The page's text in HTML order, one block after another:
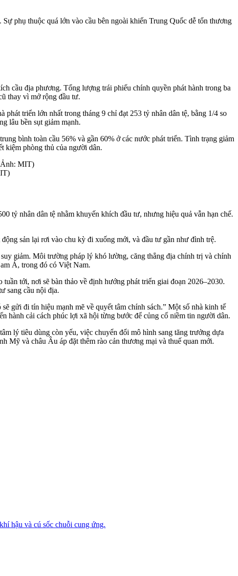
phụ thuộc quá lớn vào cầu bên ngoài khiến Trung Quốc dễ tổn thương
cầu địa phương. Tổng lượng trái phiếu chính quyền phát hành trong ba
thay vì mở rộng đầu tư.
triển lớn nhất trong tháng 9 chỉ đạt 253 tỷ nhân dân tệ, bằng 1/4 so
lâu bền sụt giảm mạnh.
bình toàn cầu 56% và gần 60% ở các nước phát triển. Tình trạng giảm
kiệm phòng thủ của người dân.
tỷ nhân dân tệ nhằm khuyến khích đầu tư, nhưng hiệu quả vẫn hạn chế.
sản lại rơi vào chu kỳ đi xuống mới, và đầu tư gần như đình trệ.
giảm. Môi trường pháp lý khó lường, căng thẳng địa chính trị và chính
Á, trong đó có Việt Nam.
tới, nơi sẽ bàn thảo về định hướng phát triển giai đoạn 2026–2030.
sang cầu nội địa.
gửi đi tín hiệu mạnh mẽ về quyết tâm chính sách.” Một số nhà kinh tế
hành cải cách phúc lợi xã hội từng bước để củng cố niềm tin người dân.
lý tiêu dùng còn yếu, việc chuyển đổi mô hình sang tăng trưởng dựa
Mỹ và châu Âu áp đặt thêm rào cản thương mại và thuế quan mới.
hậu và cú sốc chuỗi cung ứng.